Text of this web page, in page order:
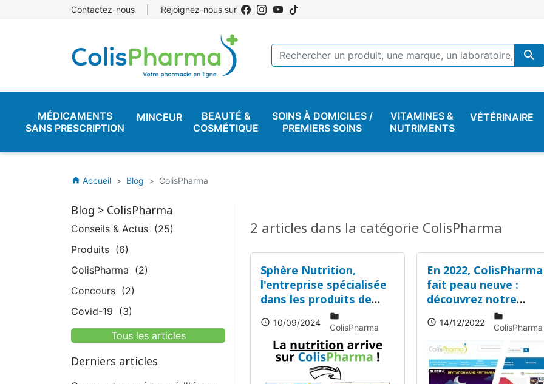
Contactez-nous Rejoignez-nous sur

MÉDICAMENTS
SANS PRESCRIPTION
MINCEUR
BEAUTÉ &
COSMÉTIQUE
SOINS À DOMICILES /
PREMIERS SOINS
VITAMINES &
NUTRIMENTS
VÉTÉRINAIRE
home Accueil Blog ColisPharma
Blog > ColisPharma
Conseils & Actus (25)
Produits (6)
ColisPharma (2)
Concours (2)
Covid-19 (3)
Tous les articles
Derniers articles
2 articles dans la catégorie ColisPharma
Sphère Nutrition,
l'entreprise spécialisée
dans les produits de
nutrition, a été
rachetée par
ColisPharma !
schedule 10/09/2024
folder
ColisPharma
En 2022, ColisPharma
fait peau neuve :
découvrez notre
nouveau site
schedule 14/12/2022
folder
ColisPharma